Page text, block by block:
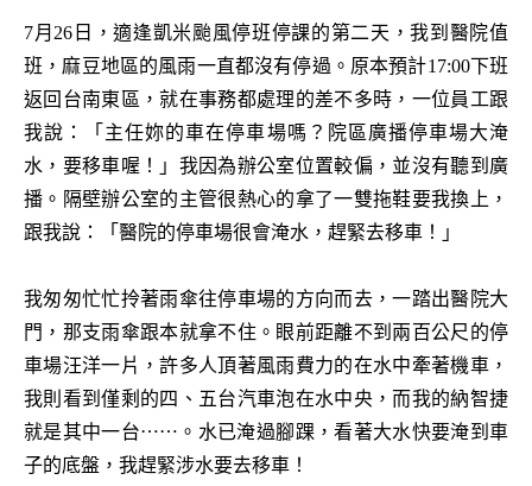
7月26日，適逢凱米颱風停班停課的第二天，我到醫院值
班，麻豆地區的風雨一直都沒有停過。原本預計17:00下班
返回台南東區，就在事務都處理的差不多時，一位員工跟
我說：「主任妳的車在停車場嗎？院區廣播停車場大淹
水，要移車喔！」我因為辦公室位置較偏，並沒有聽到廣
播。隔壁辦公室的主管很熱心的拿了一雙拖鞋要我換上，
跟我說：「醫院的停車場很會淹水，趕緊去移車！」
我匆匆忙忙拎著雨傘往停車場的方向而去，一踏出醫院大
門，那支雨傘跟本就拿不住。眼前距離不到兩百公尺的停
車場汪洋一片，許多人頂著風雨費力的在水中牽著機車，
我則看到僅剩的四、五台汽車泡在水中央，而我的納智捷
就是其中一台⋯⋯。水已淹過腳踝，看著大水快要淹到車
子的底盤，我趕緊涉水要去移車！